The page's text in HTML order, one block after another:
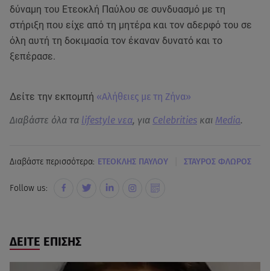
δύναμη του Ετεοκλή Παύλου σε συνδυασμό με τη
στήριξη που είχε από τη μητέρα και τον αδερφό του σε
όλη αυτή τη δοκιμασία τον έκαναν δυνατό και το
ξεπέρασε.
Δείτε την εκπομπή «Αλήθειες με τη Ζήνα»
Διαβάστε όλα τα lifestyle νεα, για Celebrities και Media.
Διαβάστε περισσότερα: ΕΤΕΟΚΛΗΣ ΠΑΥΛΟΥ ΣΤΑΥΡΟΣ ΦΛΩΡΟΣ
Follow us:
ΔΕΙΤΕ ΕΠΙΣΗΣ